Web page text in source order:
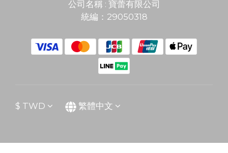
公司名稱 : 寶蕾有限公司
統編：29050318
$ TWD 繁體中文